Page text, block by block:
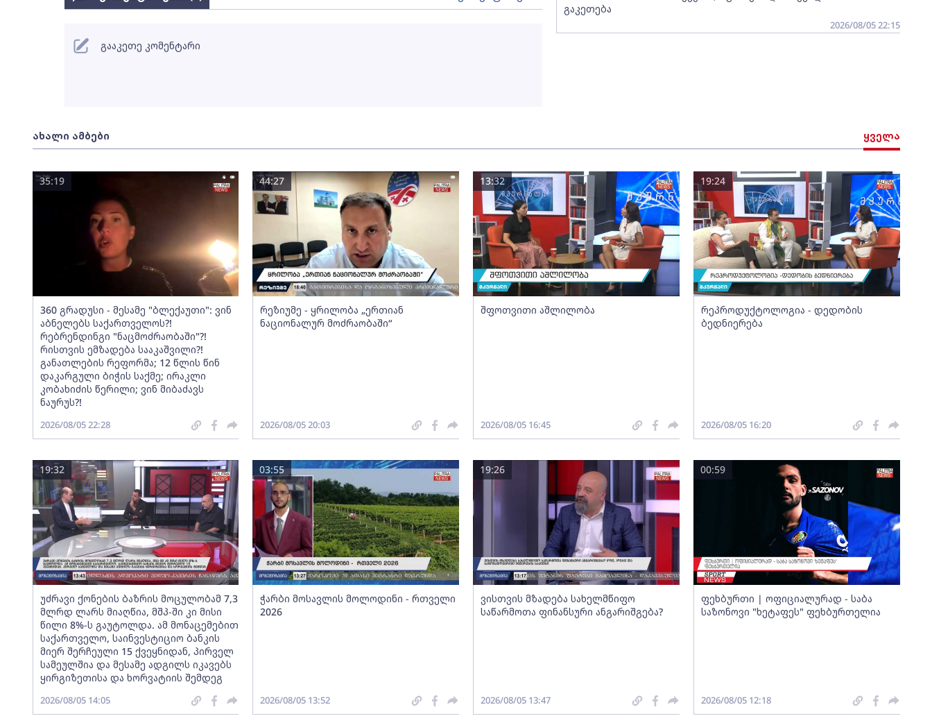
გაკეთება
2026/08/05 22:15
ახალი ამბები ყველა
360 გრადუსი - მესამე "ბლექაუთი": ვინ
აბნელებს საქართველოს?!
რებრენდინგი "ნაცმოძრაობაში"?!
რისთვის ემზადება სააკაშვილი?!
განათლების რეფორმა; 12 წლის წინ
დაკარგული ბიჭის საქმე; ირაკლი
კობახიძის წერილი; ვინ მიბაძავს
ნაურუს?!
35:19
2026/08/05 22:28
რეზიუმე - ყრილობა „ერთიან
ნაციონალურ მოძრაობაში“
44:27
2026/08/05 20:03
შფოთვითი აშლილობა
13:32
2026/08/05 16:45
რეპროდუქტოლოგია - დედობის
ბედნიერება
19:24
2026/08/05 16:20
უძრავი ქონების ბაზრის მოცულობამ 7,3
მლრდ ლარს მიაღწია, მშპ-ში კი მისი
წილი 8%-ს გაუტოლდა. ამ მონაცემებით
საქართველო, საინვესტიციო ბანკის
მიერ შერჩეული 15 ქვეყნიდან, პირველ
სამეულშია და მესამე ადგილს იკავებს
ყირგიზეთისა და ხორვატიის შემდეგ
19:32
2026/08/05 14:05
ჭარბი მოსავლის მოლოდინი - რთველი
2026
03:55
2026/08/05 13:52
ვისთვის მზადება სახელმწიფო
საწარმოთა ფინანსური ანგარიშგება?
19:26
2026/08/05 13:47
ფეხბურთი | ოფიციალურად - საბა
საზონოვი "ხეტაფეს" ფეხბურთელია
00:59
2026/08/05 12:18
გააკეთე კომენტარი